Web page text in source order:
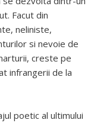
Facut din
neliniste,
si nevoie de
creste pe
infrangerii de la
poetic al ultimului